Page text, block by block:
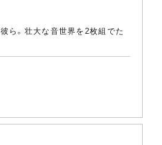
ら。壮大な音世界を2枚組でた